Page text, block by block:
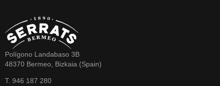
Polígono Landabaso 3B
48370 Bermeo, Bizkaia (Spain)
T. 946 187 280